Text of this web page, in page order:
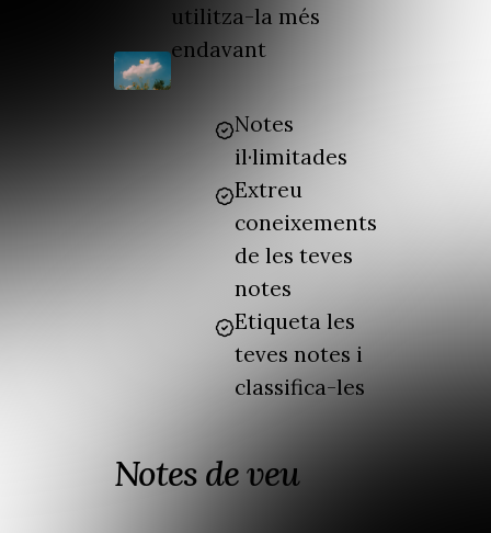
utilitza-la més
endavant
Notes
il·limitades
Extreu
coneixements
de les teves
notes
Etiqueta les
teves notes i
classifica-les
Notes de veu